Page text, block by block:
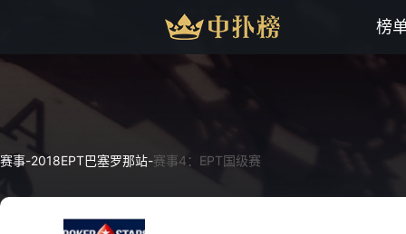
榜
赛事-2018EPT巴塞罗那站-赛事4：EPT国级赛